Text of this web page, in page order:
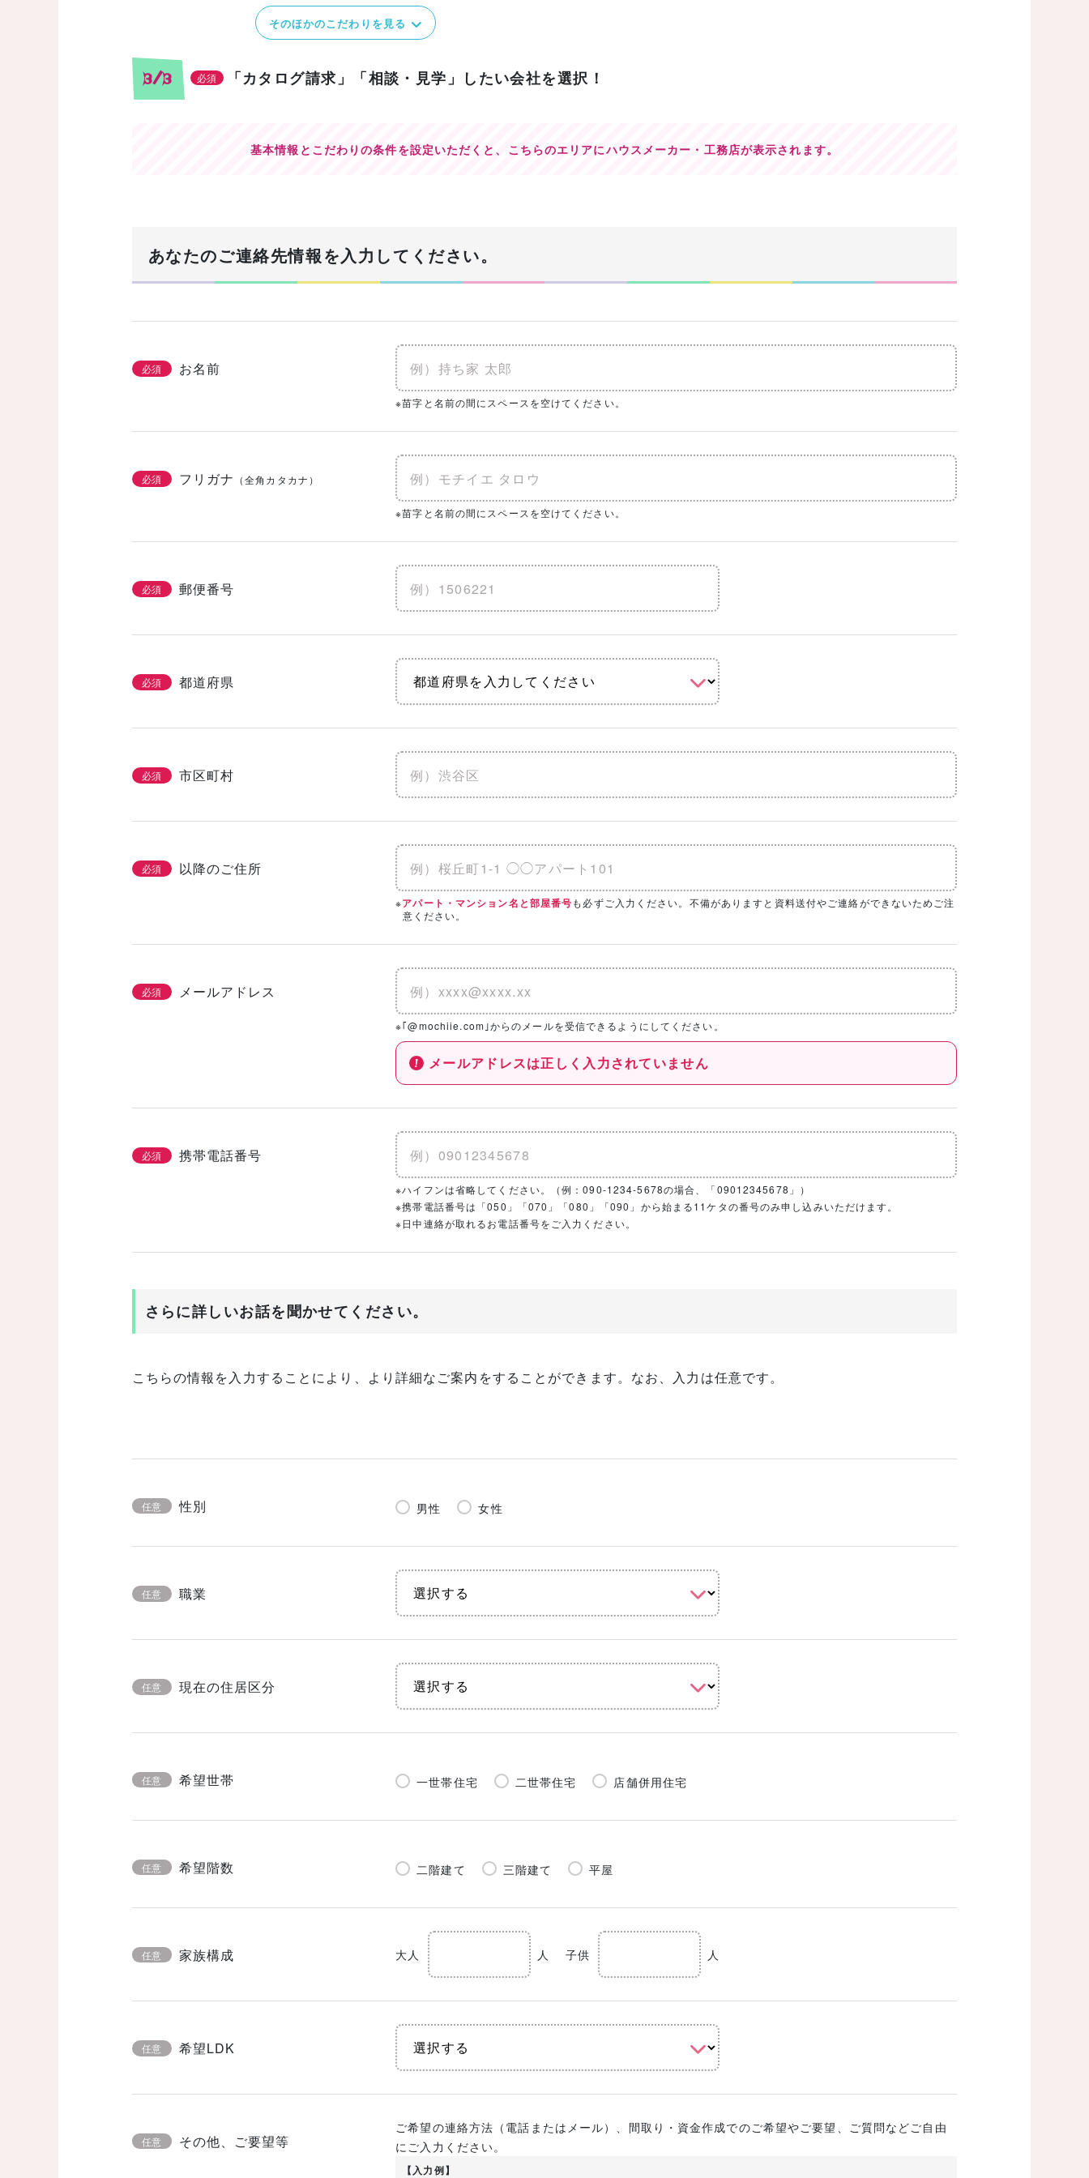
そのほかのこだわりを見る
3/3 必須 「カタログ請求」「相談・見学」したい会社を選択！
基本情報とこだわりの条件を設定いただくと、 こちらのエリアにハウスメーカー・工務店が表示されます。
あなたのご連絡先情報を入力してください。
必須 お名前
※苗字と名前の間にスペースを空けてください。
必須 フリガナ （全角カタカナ）
※苗字と名前の間にスペースを空けてください。
必須 郵便番号
必須 都道府県
必須 市区町村
必須 以降のご住所
※アパート・マンション名と部屋番号も必ずご入力ください。不備がありますと資料送付やご連絡ができないためご注
意ください。
必須 メールアドレス
※｢@mochiie.com｣からのメールを受信できるようにしてください。
メールアドレスは正しく入力されていません
必須 携帯電話番号
※ハイフンは省略してください。（例：090-1234-5678の場合、「09012345678」）
※携帯電話番号は「050」「070」「080」「090」から始まる11ケタの番号のみ申し込みいただけます。
※日中連絡が取れるお電話番号をご入力ください。
さらに詳しいお話を聞かせてください。
こちらの情報を入力することにより、より詳細なご案内をすることができます。なお、入力は任意です。
任意 性別 男性 女性
任意 職業
任意 現在の住居区分
任意 希望世帯 一世帯住宅 二世帯住宅 店舗併用住宅
任意 希望階数 二階建て 三階建て 平屋
任意 家族構成 大人 人 子供 人
任意 希望LDK
任意 その他、ご要望等
ご希望の連絡方法（電話またはメール）、間取り・資金作成でのご希望やご要望、ご質問などご自由
にご入力ください。
【入力例】